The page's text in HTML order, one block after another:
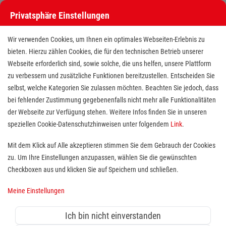
Stellenangebote bei den Maltesern
Stellenangebote bei den Maltesern
Finde deutschlandweit offene Stellen bei einem der größten
Arbeitgeber im Gesundheits- und Sozialwesen in Vollzeit,
Teilzeit, als Minijob, Trainee oder FSJ!
Suche
Jobs suchen
Privatsphäre Einstellungen
Wir verwenden Cookies, um Ihnen ein optimales Webseiten-Erlebnis zu
bieten. Hierzu zählen Cookies, die für den technischen Betrieb unserer
Webseite erforderlich sind, sowie solche, die uns helfen, unsere Plattform
zu verbessern und zusätzliche Funktionen bereitzustellen. Entscheiden Sie
selbst, welche Kategorien Sie zulassen möchten. Beachten Sie jedoch, dass
bei fehlender Zustimmung gegebenenfalls nicht mehr alle Funktionalitäten
der Webseite zur Verfügung stehen. Weitere Infos finden Sie in unseren
speziellen Cookie-Datenschutzhinweisen unter folgendem Link.
Mit dem Klick auf Alle akzeptieren stimmen Sie dem Gebrauch der Cookies
zu. Um Ihre Einstellungen anzupassen, wählen Sie die gewünschten
Checkboxen aus und klicken Sie auf Speichern und schließen.
Meine Einstellungen
Ich bin nicht einverstanden